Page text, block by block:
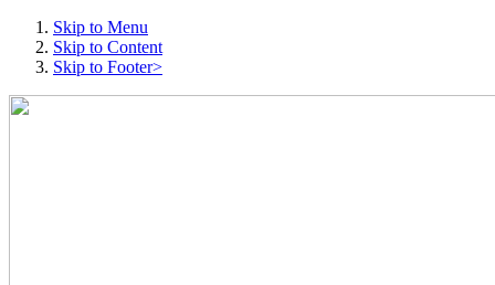
Skip to Menu
Skip to Content
Skip to Footer>